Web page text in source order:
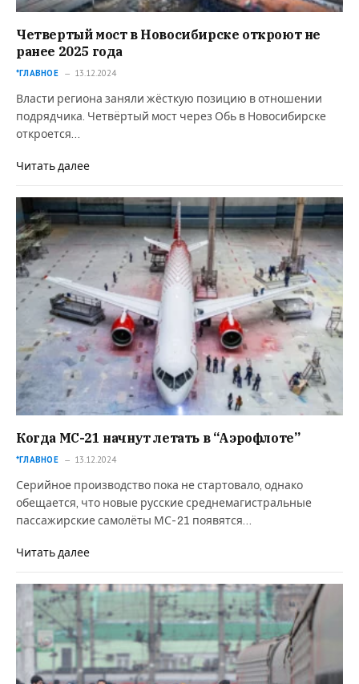
Четвертый мост в Новосибирске откроют не
ранее 2025 года
*ГЛАВНОЕ 13.12.2024
Власти региона заняли жёсткую позицию в отношении
подрядчика. Четвёртый мост через Обь в Новосибирске
откроется…
Читать далее
Когда МС-21 начнут летать в “Аэрофлоте”
*ГЛАВНОЕ 13.12.2024
Серийное производство пока не стартовало, однако
обещается, что новые русские среднемагистральные
пассажирские самолёты МС-21 появятся…
Читать далее